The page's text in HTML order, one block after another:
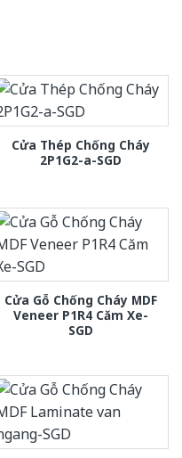
Cửa Thép Chống Cháy
2P1G2-a-SGD
Cửa Gỗ Chống Cháy MDF
Veneer P1R4 Căm Xe-
SGD